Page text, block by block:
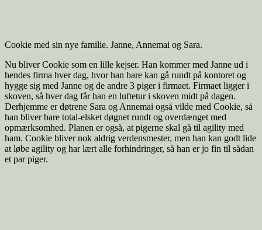
Cookie med sin nye familie. Janne, Annemai og Sara.
Nu bliver Cookie som en lille kejser. Han kommer med Janne ud i
hendes firma hver dag, hvor han bare kan gå rundt på kontoret og
hygge sig med Janne og de andre 3 piger i firmaet. Firmaet ligger i
skoven, så hver dag får han en luftetur i skoven midt på dagen.
Derhjemme er døtrene Sara og Annemai også vilde med Cookie, så
han bliver bare total-elsket døgnet rundt og overdænget med
opmærksomhed. Planen er også, at pigerne skal gå til agility med
ham. Cookie bliver nok aldrig verdensmester, men han kan godt lide
at løbe agility og har lært alle forhindringer, så han er jo fin til sådan
et par piger.